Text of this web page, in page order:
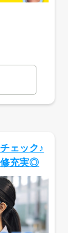
ェック♪
修充実◎